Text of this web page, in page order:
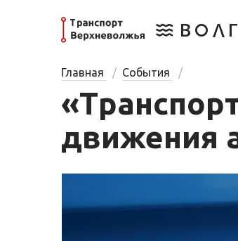
Главная События
движения